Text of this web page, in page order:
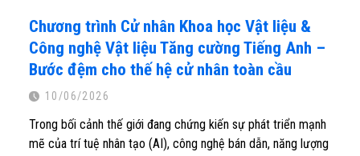
Chương trình Cử nhân Khoa học Vật liệu &
Công nghệ Vật liệu Tăng cường Tiếng Anh –
Bước đệm cho thế hệ cử nhân toàn cầu
10/06/2026
Trong bối cảnh thế giới đang chứng kiến sự phát triển mạnh
mẽ của trí tuệ nhân tạo (AI), công nghệ bán dẫn, năng lượng